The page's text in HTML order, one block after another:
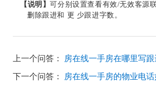
【说明】可分别设置查看有效/无效客源
删除跟进和 更 少跟进字数。
上一个问答： 房在线一手房在哪里写跟
下一个问答： 房在线一手房的物业电话